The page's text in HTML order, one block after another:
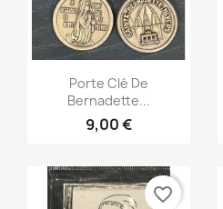
Aperçu rapide
Porte Clé De
Bernadette...
9,00 €
favorite_border